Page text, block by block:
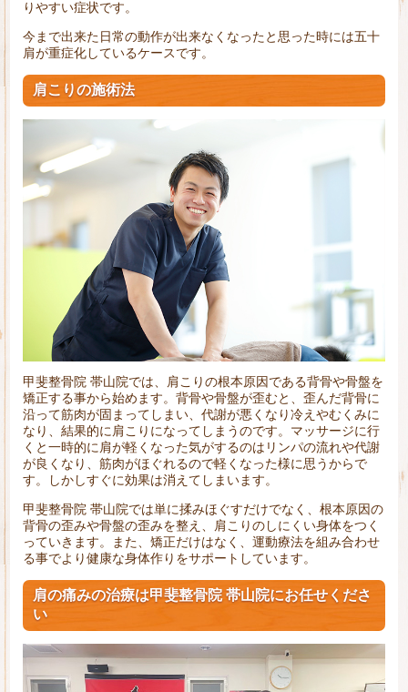
りやすい症状です。
今まで出来た日常の動作が出来なくなったと思った時には五十
肩が重症化しているケースです。
肩こりの施術法
甲斐整骨院 帯山院では、肩こりの根本原因である背骨や骨盤を
矯正する事から始めます。背骨や骨盤が歪むと、歪んだ背骨に
沿って筋肉が固まってしまい、代謝が悪くなり冷えやむくみに
なり、結果的に肩こりになってしまうのです。マッサージに行
くと一時的に肩が軽くなった気がするのはリンパの流れや代謝
が良くなり、筋肉がほぐれるので軽くなった様に思うからで
す。しかしすぐに効果は消えてしまいます。
甲斐整骨院 帯山院では単に揉みほぐすだけでなく、根本原因の
背骨の歪みや骨盤の歪みを整え、肩こりのしにくい身体をつく
っていきます。また、矯正だけはなく、運動療法を組み合わせ
る事でより健康な身体作りをサポートしています。
肩の痛みの治療は甲斐整骨院 帯山院にお任せくださ
い